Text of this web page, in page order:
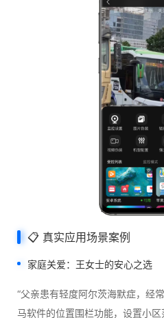
📋 真实应用场景案例
家庭关爱：王女士的安心之选
“父亲患有轻度阿尔茨海默症，经
马软件的位置围栏功能，设置小